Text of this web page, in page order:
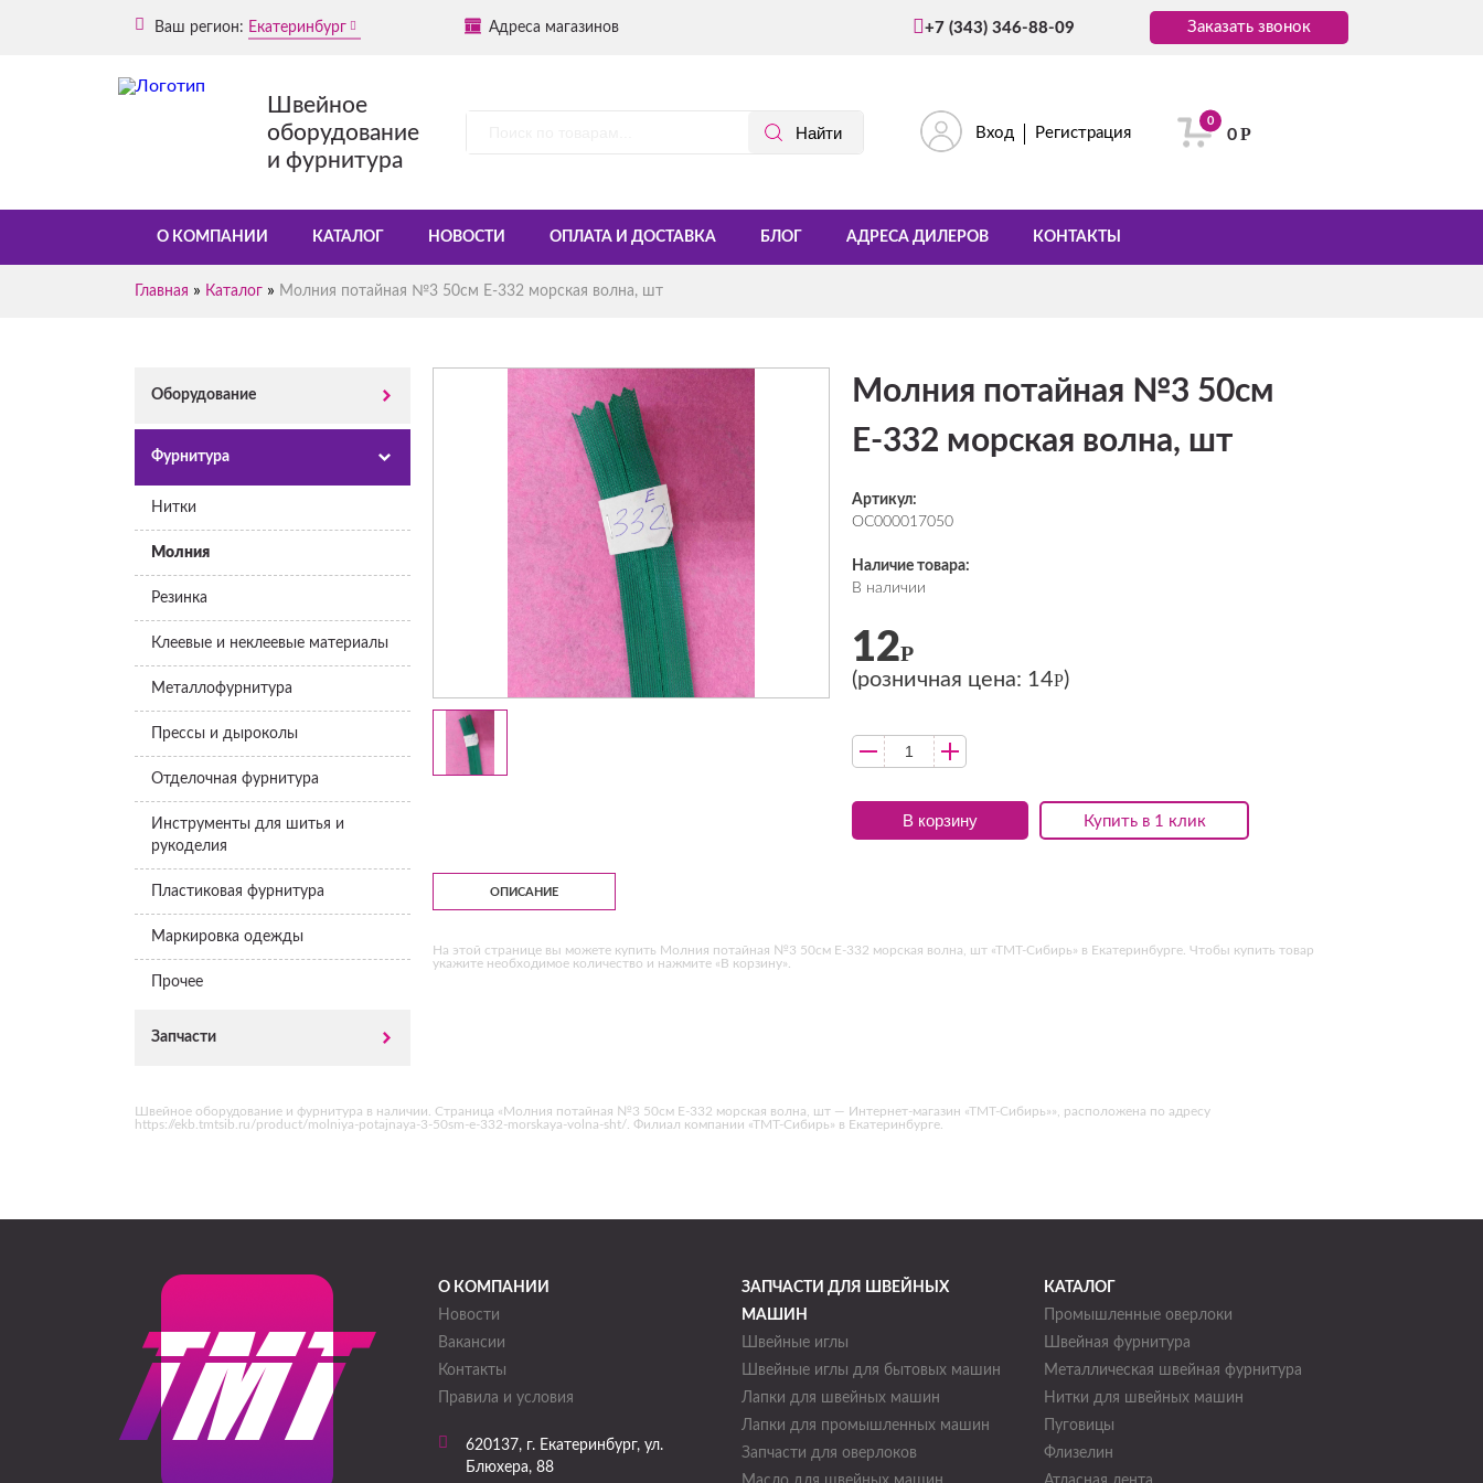
Ваш регион: Екатеринбург Адреса магазинов +7 (343) 346-88-09 Заказать звонок
Швейное
оборудование
и фурнитура
Вход Регистрация
0
0Р
О КОМПАНИИ КАТАЛОГ НОВОСТИ ОПЛАТА И ДОСТАВКА БЛОГ АДРЕСА ДИЛЕРОВ КОНТАКТЫ
Главная » Каталог » Молния потайная №3 50см Е-332 морская волна, шт
Оборудование
Фурнитура
Нитки
Молния
Резинка
Клеевые и неклеевые материалы
Металлофурнитура
Прессы и дыроколы
Отделочная фурнитура
Инструменты для шитья и
рукоделия
Пластиковая фурнитура
Маркировка одежды
Прочее
Запчасти
Молния потайная №3 50см
Е-332 морская волна, шт
Артикул:
ОС000017050
Наличие товара:
В наличии
Купить в 1 клик
12Р
(розничная цена: 14Р)
В корзину
ОПИСАНИЕ
На этой странице вы можете купить Молния потайная №3 50см Е-332 морская волна, шт «ТМТ-Сибирь» в Екатеринбурге. Чтобы купить товар
укажите необходимое количество и нажмите «В корзину».
Швейное оборудование и фурнитура в наличии. Страница «Молния потайная №3 50см Е-332 морская волна, шт — Интернет-магазин «ТМТ-Сибирь»», расположена по адресу
https://ekb.tmtsib.ru/product/molniya-potajnaya-3-50sm-e-332-morskaya-volna-sht/. Филиал компании «ТМТ-Сибирь» в Екатеринбурге.
О КОМПАНИИ
Новости
Вакансии
Контакты
Правила и условия
620137, г. Екатеринбург, ул.
Блюхера, 88
ЗАПЧАСТИ ДЛЯ ШВЕЙНЫХ
МАШИН
Швейные иглы
Швейные иглы для бытовых машин
Лапки для швейных машин
Лапки для промышленных машин
Запчасти для оверлоков
КАТАЛОГ
Промышленные оверлоки
Швейная фурнитура
Металлическая швейная фурнитура
Нитки для швейных машин
Пуговицы
Флизелин